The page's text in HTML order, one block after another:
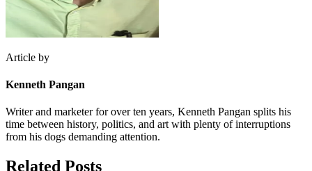
Article by
Kenneth Pangan
Writer and marketer for over ten years, Kenneth Pangan splits his
time between history, politics, and art with plenty of interruptions
from his dogs demanding attention.
Related Posts